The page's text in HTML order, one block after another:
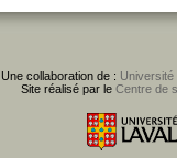
Une collaboration de : Université
Site réalisé par le Centre de